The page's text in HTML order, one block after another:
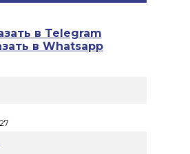
в Telegram
в Whatsapp